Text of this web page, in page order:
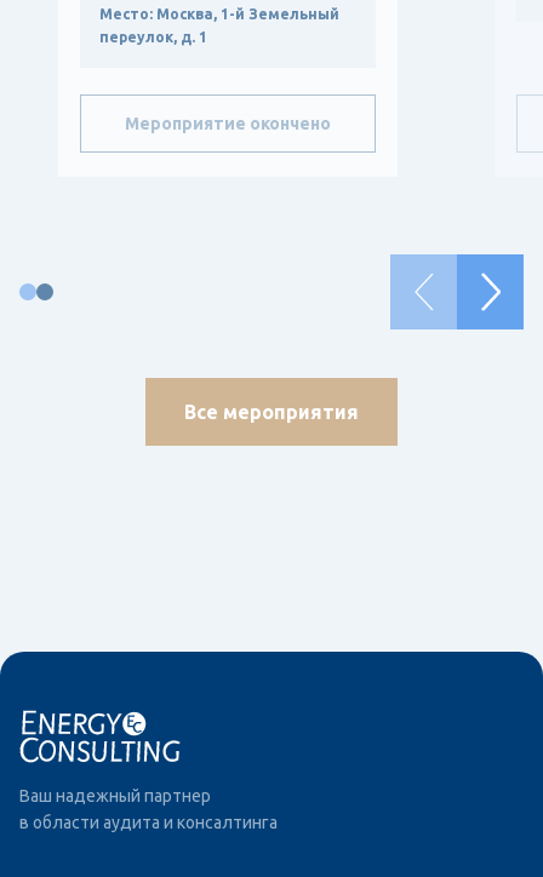
Место: Москва, 1-й Земельный
переулок, д. 1
Мероприятие окончено
Все мероприятия
Ваш надежный партнер
в области аудита и консалтинга